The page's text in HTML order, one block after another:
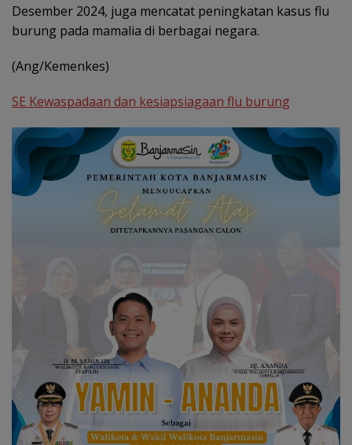
Desember 2024, juga mencatat peningkatan kasus flu
burung pada mamalia di berbagai negara.
(Ang/Kemenkes)
SE Kewaspadaan dan kesiapsiagaan flu burung